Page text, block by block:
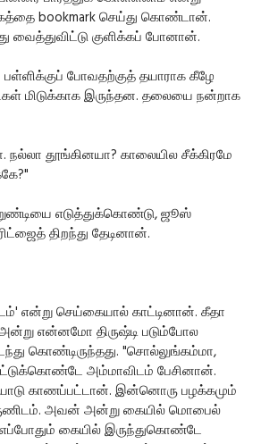
bookmark செய்து கொண்டான்.
வைத்துவிட்டு குளிக்கப் போனான்.
போவதற்குத் தயாராக கீழே
மிடுக்காக இருந்தன. தலையை நன்றாக
தூங்கினயா? காலையில சீக்கிரமே
எடுத்துக்கொண்டு, ஜூஸ்
திறந்து தேடினான்.
என்று செய்கையால் காட்டினான். கீதா
என்னமோ திருஷ்டி படும்போல
கொண்டிருந்தது. "சொல்லுங்கம்மா,
அம்மாவிடம் பேசினான்.
காணப்பட்டான். இன்னொரு பழக்கமும்
அவன் அன்று கையில் மொபைல்
கையில் இருந்துகொண்டே